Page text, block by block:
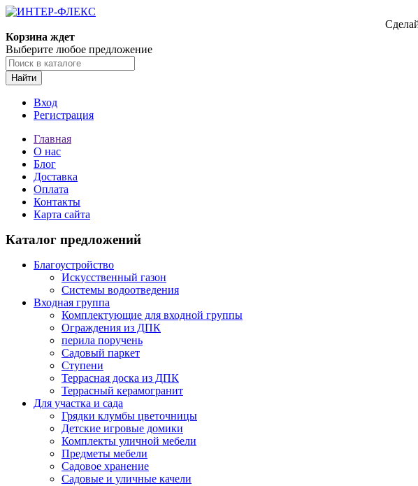
Корзина ждет
Выберите любое предложение
Найти
Вход
Регистрация
Главная
О нас
Блог
Доставка
Оплата
Контакты
Карта сайта
Каталог предложений
Благоустройство
Искусственный газон
Системы водоотведения
Входная группа
Комплектующие для входной группы
Ограждения из ДПК
перила поручень
Садовый паркет
Ступени
Террасная доска из ДПК
Террасный керамогранит
Для участка и сада
Грядки клумбы цветочницы
Детские игровые домики
Комплекты уличной мебели
Предметы мебели
Садовое хранение
Садовые и уличные качели